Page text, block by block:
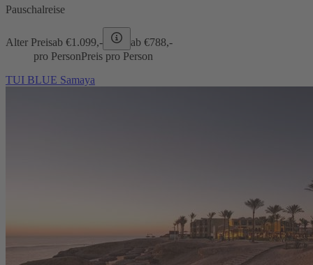
Pauschalreise
Alter Preisab €1.099,- ab €788,-
pro PersonPreis pro Person
TUI BLUE Samaya